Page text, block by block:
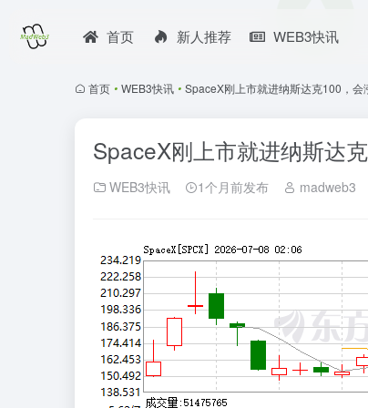
首页 新人推荐 WEB3快讯
首页 • WEB3快讯 • SpaceX刚上市就进纳斯达克100，会
SpaceX刚上市就进纳斯达
WEB3快讯 1个月前发布 madweb3